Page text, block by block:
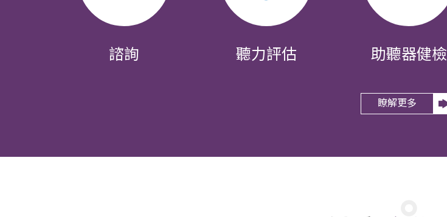
諮詢 聽力評估 助聽器健檢
瞭解更多